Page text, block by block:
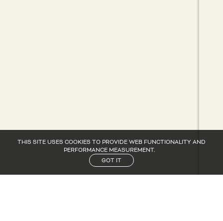
THIS SITE USES COOKIES TO PROVIDE WEB FUNCTIONALITY AND
PERFORMANCE MEASUREMENT.
GOT IT